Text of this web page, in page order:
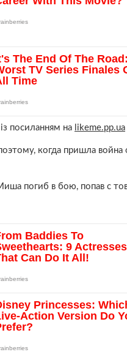
із посиланням на likeme.pp.ua
когда пришла война
погиб в бою, попав с